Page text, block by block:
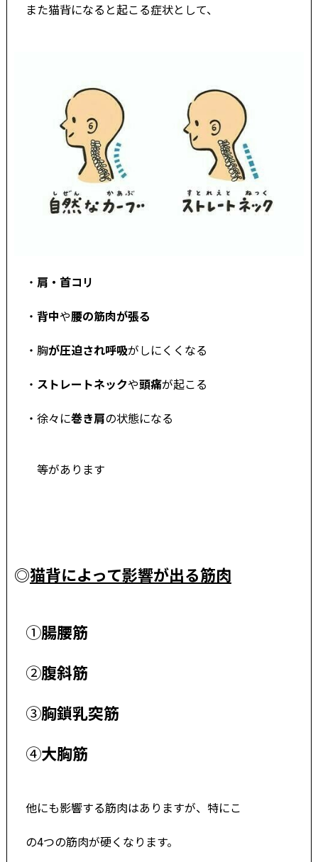
また猫背になると起こる症状として、
・ 肩・首コリ
・ 背中や腰の筋肉が張る
・胸が圧迫され呼吸がしにくくなる
・ ストレートネックや頭痛が起こる
・徐々に巻き肩の状態になる
等があります
◎猫背によって影響が出る筋肉
➀腸腰筋
②腹斜筋
➂胸鎖乳突筋
④大胸筋
他にも影響する筋肉はありますが、特にこ
の4つの筋肉が硬くなります。